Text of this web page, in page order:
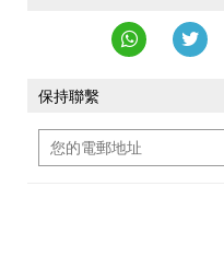
保持聯繫